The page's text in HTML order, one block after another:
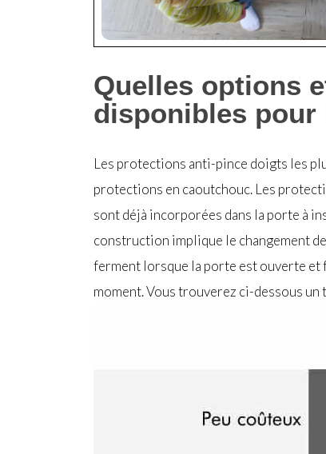
Quelles options
disponibles pour
Les protections anti-pince doigts les
protections en caoutchouc. Les
sont déjà incorporées dans la porte à
construction implique le changement
ferment lorsque la porte est ouverte et
moment. Vous trouverez ci-dessous un